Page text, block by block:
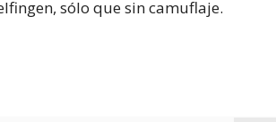
sólo que sin camuflaje.